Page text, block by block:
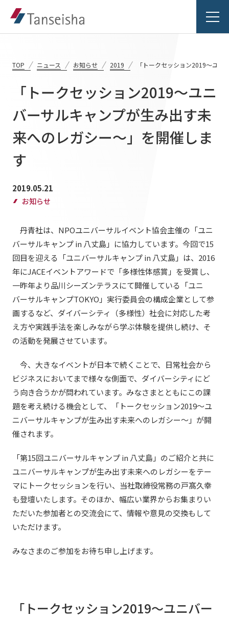
丹青社の想い
丹青社の想いTOP
トップメッセージ
私たちの未来ビジョン2046
事業紹介
事業紹介TOP
対応領域
提供サービス・ソリューション一覧
実績紹介TOP
商業空間
ホスピタリティ空間
パブリック空間
ビジネス空間
イベント空間
文化空間
会社情報TOP
役員・組織紹介
拠点・グループ会社
オフィス紹介
IR情報
IR情報TOP
株主・投資家の皆さまへ
業績ハイライト
中期経営計画
IRライブラリ
株式情報
コーポレートガバナンス
IRカレンダー
よくあるご質問
免責事項
サステナビリティ
サステナビリティTOP
トップコミットメント
サステナビリティ経営
マテリアリティ
ESGの取り組み：E（環境）
ESGの取り組み：S（社会）
社外からの評価・認定
統合報告書
サステナビリティデータ
ニュース
お知らせ
メディア掲載情報
ニュースリリース
丹青ノオト
協力会社/デザインパートナーの皆さまへ
お問い合わせ
採用情報
個人情報保護方針
個人情報の取り扱いについて
ウェブサイト利用規定
TOP ニュース お知らせ 2019 「トークセッション2019～ユ
「トークセッション2019～ユニ
バーサルキャンプが生み出す未
来へのレガシー～」を開催しま
す
2019.05.21
お知らせ
丹青社は、NPOユニバーサルイベント協会主催の「ユニ
バーサルキャンプ in 八丈島」に協力しています。今回で15
回目を迎える「ユニバーサルキャンプ in 八丈島」は、2016
年にJACEイベントアワードで「多様性体感賞」を受賞し、
一昨年より品川シーズンテラスにて開催している「ユニ
バーサルキャンプTOKYO」実行委員会の構成企業として参
画するなど、ダイバーシティ（多様性）社会に対応した考
え方や実践手法を楽しみながら学ぶ体験を提供し続け、そ
の活動を発展させています。
今、大きなイベントが日本で続くことで、日常社会から
ビジネスにおいてまで様々な側面で、ダイバーシティにど
う向き合うかが問われています。みなさまとともにこの課
題を考え続ける機会として、「トークセッション2019～ユ
ニバーサルキャンプが生み出す未来へのレガシー～」が開
催されます。
「第15回ユニバーサルキャンプ in 八丈島」のご紹介と共に
ユニバーサルキャンプが生み出す未来へのレガシーをテー
マにトークセッションを行い、当社取締役常務の戸髙久幸
も登壇いたします。そのほか、幅広い業界からお集まりい
ただいた参加者との交流会にて、情報や意見の交換もして
いただけます。
みなさまのご参加をお待ち申し上げます。
「トークセッション2019～ユニバー